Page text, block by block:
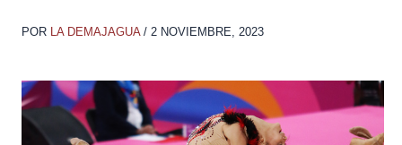
POR LA DEMAJAGUA / 2 NOVIEMBRE, 2023